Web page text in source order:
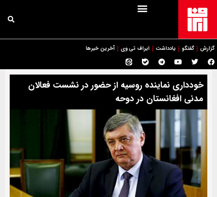
گزارش گفتگو یادداشت ایراف تی وی آخرین خبرها
خودداری نماینده روسیه از حضور در نشست فعالان
مدنی افغانستان در دوحه